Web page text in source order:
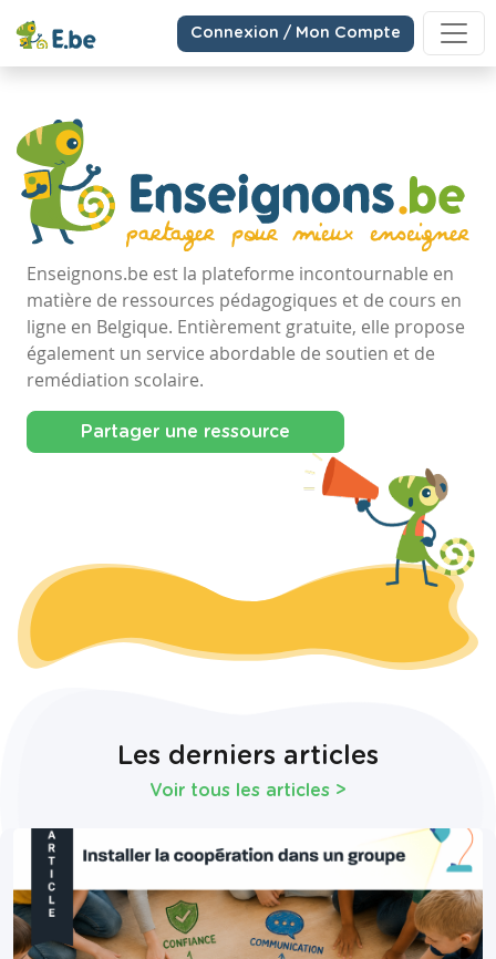
Connexion / Mon Compte
Enseignons.be est la plateforme incontournable en
matière de ressources pédagogiques et de cours en
ligne en Belgique. Entièrement gratuite, elle propose
également un service abordable de soutien et de
remédiation scolaire.
Partager une ressource
Les derniers articles
Voir tous les articles >